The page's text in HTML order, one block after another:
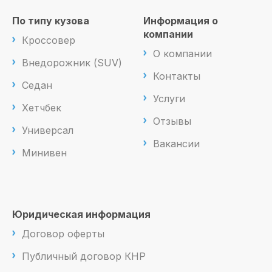
По типу кузова
Кроссовер
Внедорожник (SUV)
Седан
Хетчбек
Универсал
Минивен
Информация о
компании
О компании
Контакты
Услуги
Отзывы
Вакансии
Юридическая информация
Договор оферты
Публичный договор КНР